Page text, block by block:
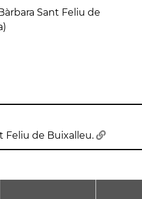
Sant Feliu de
Feliu de Buixalleu.